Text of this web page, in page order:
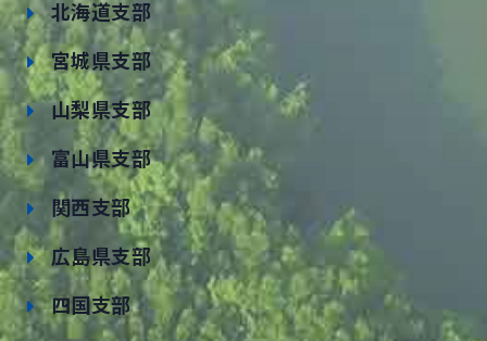
北海道支部
宮城県支部
山梨県支部
富山県支部
関西支部
広島県支部
四国支部